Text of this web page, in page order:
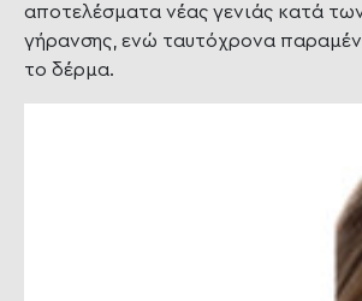
αποτελέσματα νέας γενιάς κατά
γήρανσης, ενώ ταυτόχρονα
το δέρμα.